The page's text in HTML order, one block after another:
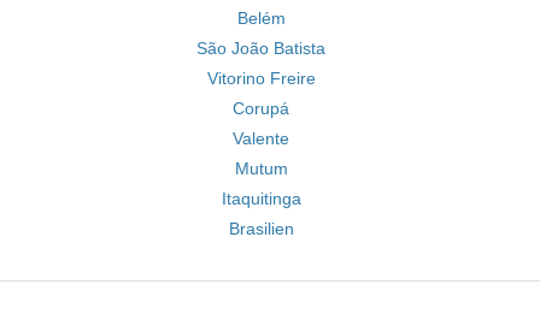
Belém
São João Batista
Vitorino Freire
Corupá
Valente
Mutum
Itaquitinga
Brasilien